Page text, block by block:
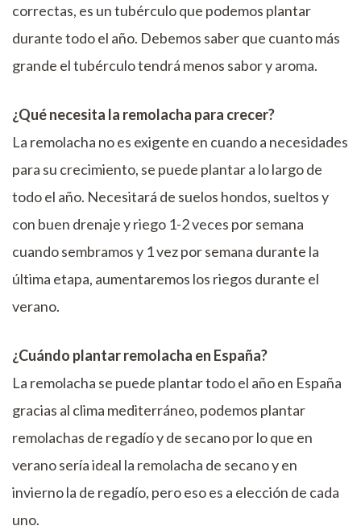
correctas, es un tubérculo que podemos plantar
durante todo el año. Debemos saber que cuanto más
grande el tubérculo tendrá menos sabor y aroma.
¿Qué necesita la remolacha para crecer?
La remolacha no es exigente en cuando a necesidades
para su crecimiento, se puede plantar a lo largo de
todo el año. Necesitará de suelos hondos, sueltos y
con buen drenaje y riego 1-2 veces por semana
cuando sembramos y 1 vez por semana durante la
última etapa, aumentaremos los riegos durante el
verano.
¿Cuándo plantar remolacha en España?
La remolacha se puede plantar todo el año en España
gracias al clima mediterráneo, podemos plantar
remolachas de regadío y de secano por lo que en
verano sería ideal la remolacha de secano y en
invierno la de regadío, pero eso es a elección de cada
uno.